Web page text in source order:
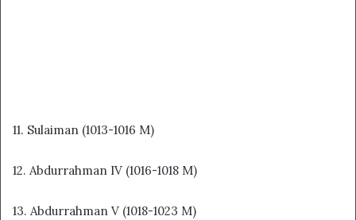
11. Sulaiman (1013-1016 M)
12. Abdurrahman IV (1016-1018 M)
13. Abdurrahman V (1018-1023 M)